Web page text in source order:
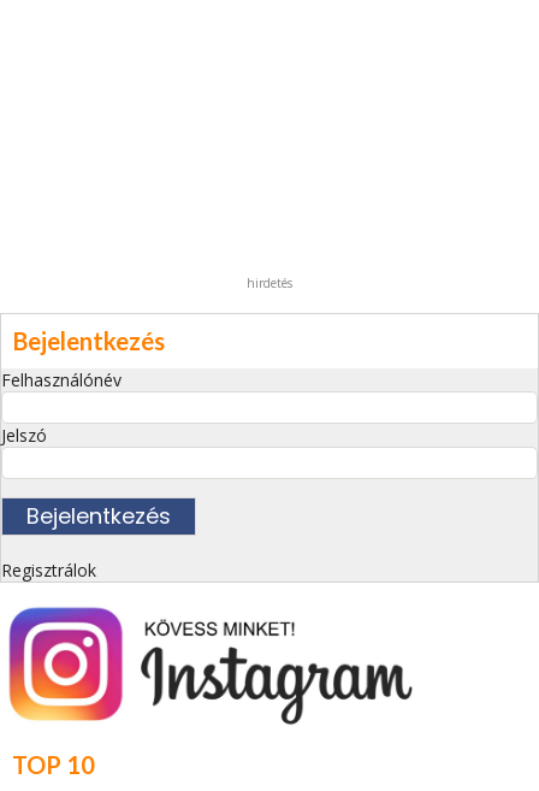
hirdetés
Bejelentkezés
Felhasználónév
Jelszó
Regisztrálok
TOP 10